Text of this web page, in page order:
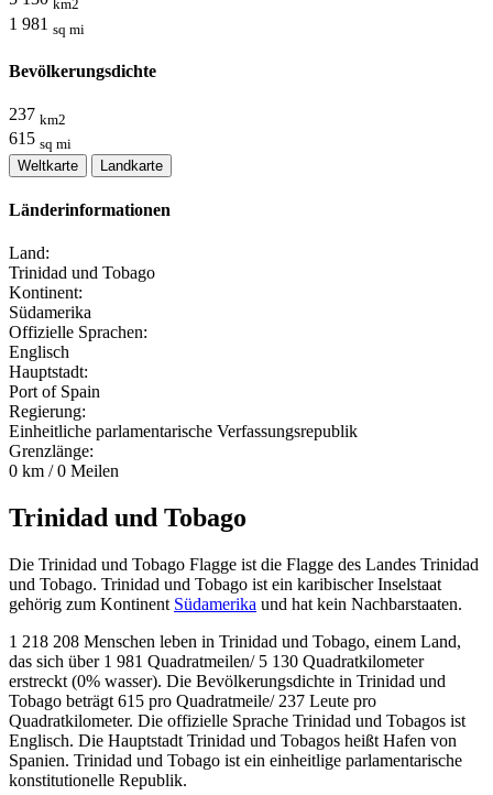
km2
1 981 sq mi
Bevölkerungsdichte
237 km2
615 sq mi
Weltkarte
Landkarte
Länderinformationen
Land:
Trinidad und Tobago
Kontinent:
Südamerika
Offizielle Sprachen:
Englisch
Hauptstadt:
Port of Spain
Regierung:
Einheitliche parlamentarische Verfassungsrepublik
Grenzlänge:
0 km / 0 Meilen
Trinidad und Tobago
Die Trinidad und Tobago Flagge ist die Flagge des Landes Trinidad
und Tobago. Trinidad und Tobago ist ein karibischer Inselstaat
gehörig zum Kontinent Südamerika und hat kein Nachbarstaaten.
1 218 208 Menschen leben in Trinidad und Tobago, einem Land,
das sich über 1 981 Quadratmeilen/ 5 130 Quadratkilometer
erstreckt (0% wasser). Die Bevölkerungsdichte in Trinidad und
Tobago beträgt 615 pro Quadratmeile/ 237 Leute pro
Quadratkilometer. Die offizielle Sprache Trinidad und Tobagos ist
Englisch. Die Hauptstadt Trinidad und Tobagos heißt Hafen von
Spanien. Trinidad und Tobago ist ein einheitlige parlamentarische
konstitutionelle Republik.